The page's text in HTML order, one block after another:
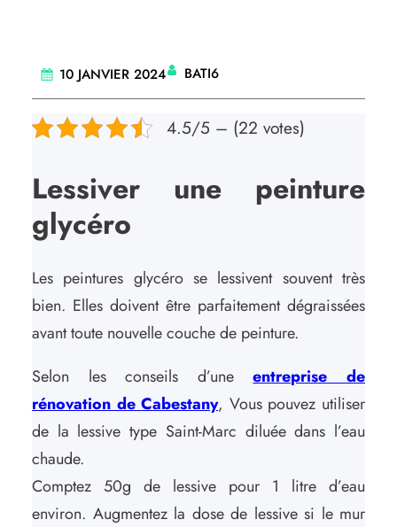
10 JANVIER 2024 BATI6
4.5/5 – (22 votes)
Lessiver une peinture
glycéro
Les peintures glycéro se lessivent souvent très
bien. Elles doivent être parfaitement dégraissées
avant toute nouvelle couche de peinture.
Selon les conseils d’uneentreprise de
rénovation de Cabestany, Vous pouvez utiliser
de la lessive type Saint-Marc diluée dans l’eau
chaude.
Comptez 50g de lessive pour 1 litre d’eau
environ. Augmentez la dose de lessive si le mur